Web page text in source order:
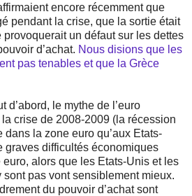
encore récemment que
pendant la crise, que la sortie était
provoquerait un défaut sur les dettes
d’achat. Nous disions que les
pas tenables et que la Grèce
d’abord, le mythe de l’euro
crise de 2008-2009 (la récession
la zone euro qu’aux Etats-
graves difficultés économiques
alors que les Etats-Unis et les
sont pas vont sensiblement mieux.
du pouvoir d’achat sont